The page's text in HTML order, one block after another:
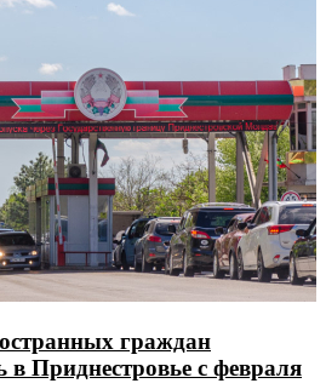
граждан
в Приднестровье с февраля